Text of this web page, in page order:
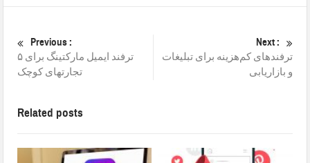
Previous :
۵ ترفند ایمیل مارکتینگ برای
تجارتهای کوچک
Next :
ترفندهای کم‌هزینه برای تبلیغات
و بازاریابی
Related posts